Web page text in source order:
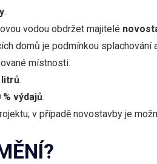
.
vodou obdržet majitelé
domů je podmínkou splachování
místnosti.
litrů.
% výdajů.
v případě novostavby je